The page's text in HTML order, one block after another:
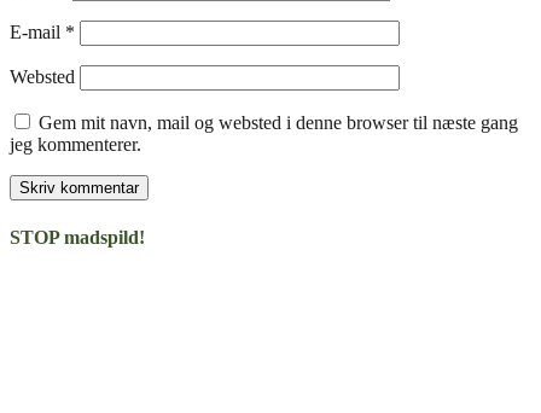
E-mail *
Websted
Gem mit navn, mail og websted i denne browser til næste gang
jeg kommenterer.
STOP madspild!